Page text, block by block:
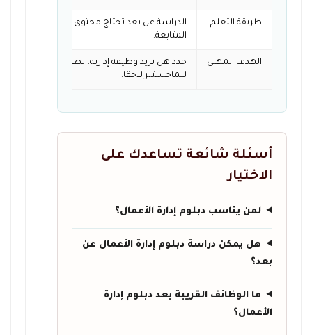
طريقة التعلم
الدراسة عن بعد تحتاج محتوى منظم وتقييم
المتابعة.
الهدف المهني
حدد هل تريد وظيفة إدارية، تطوير مهاراتك
للماجستير لاحقا.
أسئلة شائعة تساعدك على
الاختيار
لمن يناسب دبلوم إدارة الأعمال؟
هل يمكن دراسة دبلوم إدارة الأعمال عن
بعد؟
ما الوظائف القريبة بعد دبلوم إدارة
الأعمال؟